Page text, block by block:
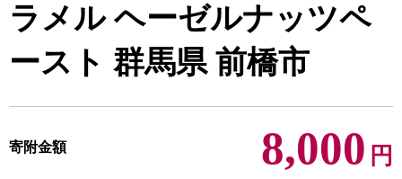
ラメル ヘーゼルナッツペ
ースト 群馬県 前橋市
寄附金額 8,000 円